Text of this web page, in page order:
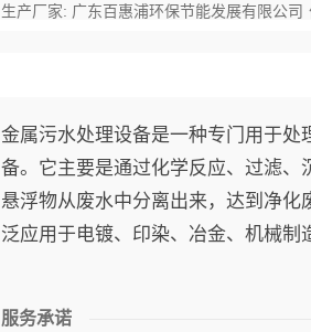
生产厂家: 广东百惠浦环保节能发展有限公司
金属污水处理设备是一种专门用于处
备。它主要是通过化学反应、过滤、
悬浮物从废水中分离出来，达到净
泛应用于电镀、印染、冶金、机械制
水对环境造成的污染问题。此外，
废水性质，采用不同的处理工艺和
服务承诺